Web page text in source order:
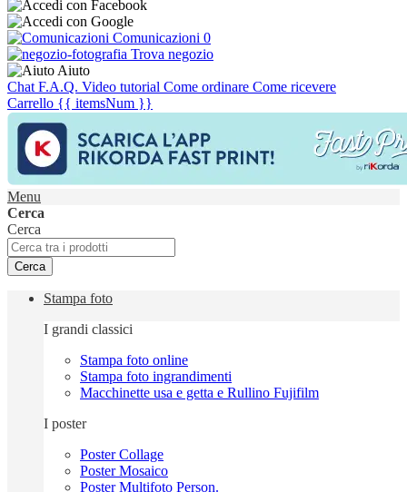
Comunicazioni 0
Trova negozio
Aiuto
Chat F.A.Q. Video tutorial Come ordinare Come ricevere
Carrello {{ itemsNum }}
Menu
Cerca
Cerca
Cerca
Stampa foto
I grandi classici
Stampa foto online
Stampa foto ingrandimenti
Macchinette usa e getta e Rullino Fujifilm
I poster
Poster Collage
Poster Mosaico
Poster Multifoto Person.